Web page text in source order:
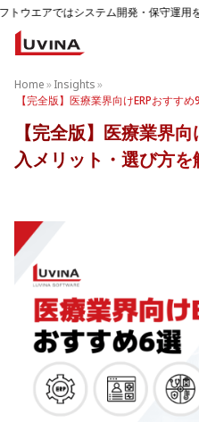
ム開発・保守運用をご提供しています
Home»Insights»
【完全版】医療業界向けERPおすす
【完全版】医療業界
入メリット・選び方を